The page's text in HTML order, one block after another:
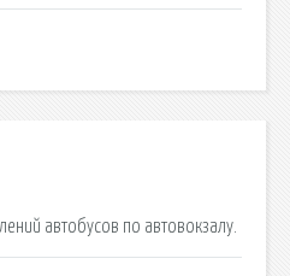
автобусов по автовокзалу.